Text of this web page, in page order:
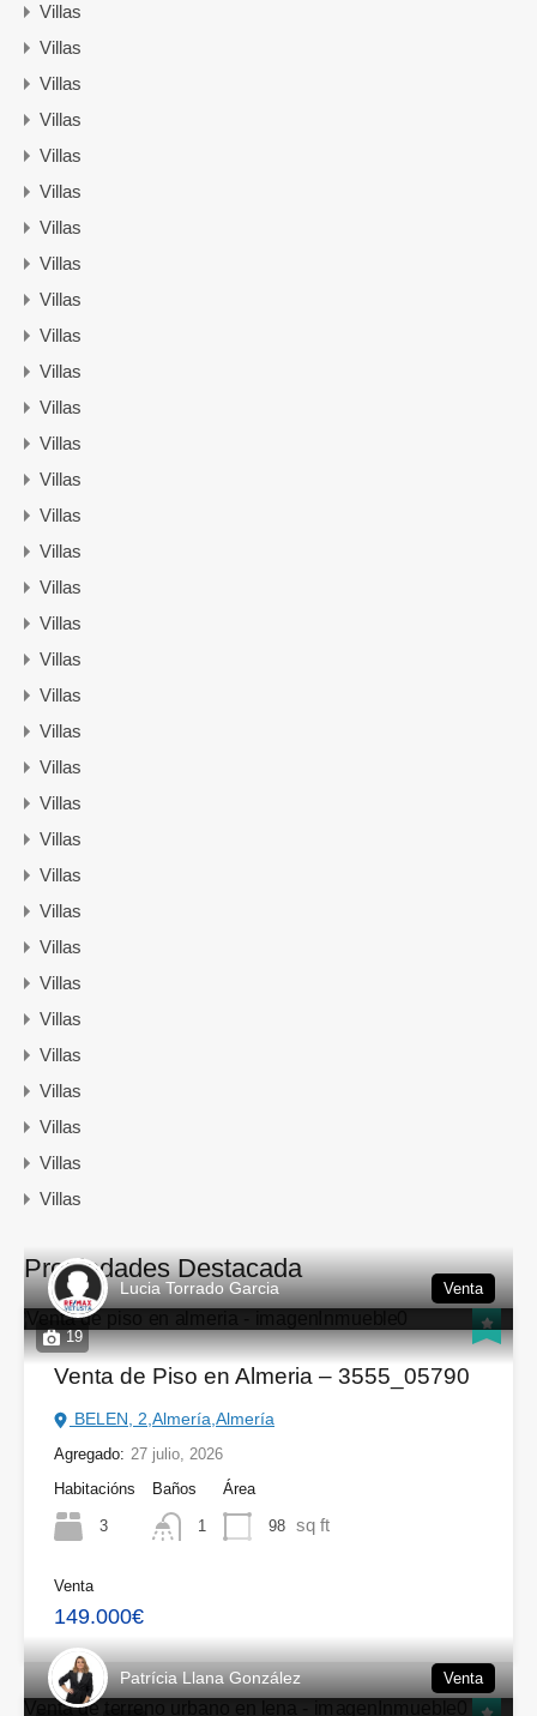
Villas
Villas
Villas
Villas
Villas
Villas
Villas
Villas
Villas
Villas
Villas
Villas
Villas
Villas
Villas
Villas
Villas
Villas
Villas
Villas
Villas
Villas
Villas
Villas
Villas
Villas
Villas
Villas
Villas
Villas
Villas
Villas
Villas
Villas
Propiedades Destacada
19
Lucia Torrado Garcia Venta
Venta de Piso en Almeria – 3555_05790
BELEN, 2,Almería,Almería
Agregado: 27 julio, 2026
Habitacións
3
Baños
1
Área
98 sq ft
Venta
149.000€
Patrícia Llana González Venta